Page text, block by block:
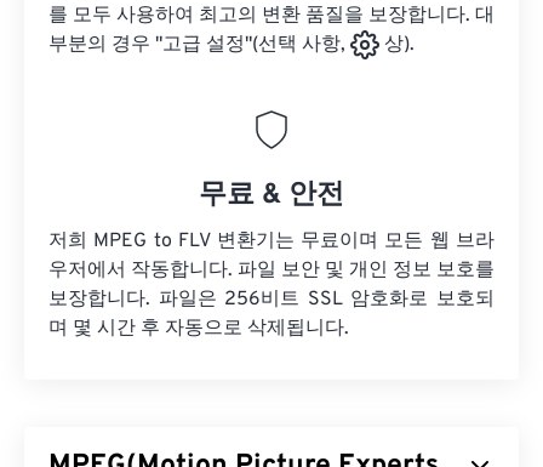
를 모두 사용하여 최고의 변환 품질을 보장합니다. 대
부분의 경우 "고급 설정"(선택 사항,
상).
무료 & 안전
저희 MPEG to FLV 변환기는 무료이며 모든 웹 브라
우저에서 작동합니다. 파일 보안 및 개인 정보 보호를
보장합니다. 파일은 256비트 SSL 암호화로 보호되
며 몇 시간 후 자동으로 삭제됩니다.